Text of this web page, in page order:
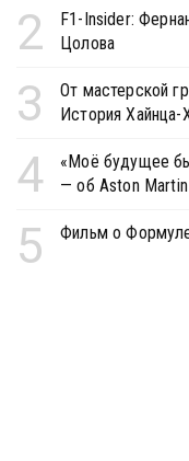
2
F1-Insider:
Цолова
3
От мастерской
История
4
«Моё будущее
— об Aston Martin
5 Фильм о